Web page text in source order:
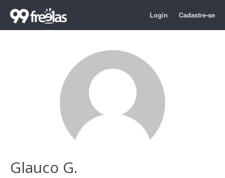
Login Cadastre-se
Glauco G.